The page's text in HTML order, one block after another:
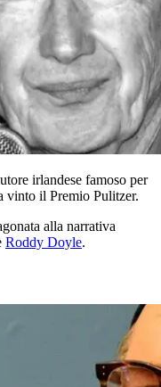
irlandese famoso per
vinto il Premio Pulitzer.
alla narrativa
Roddy Doyle.